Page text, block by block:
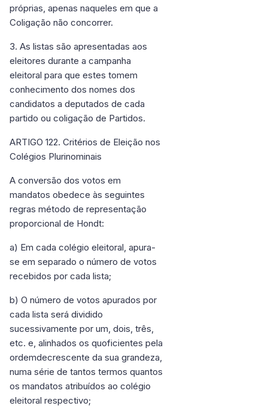
próprias, apenas naqueles em que a
Coligação não concorrer.
3. As listas são apresentadas aos
eleitores durante a campanha
eleitoral para que estes tomem
conhecimento dos nomes dos
candidatos a deputados de cada
partido ou coligação de Partidos.
ARTIGO 122. Critérios de Eleição nos
Colégios Plurinominais
A conversão dos votos em
mandatos obedece às seguintes
regras método de representação
proporcional de Hondt:
a) Em cada colégio eleitoral, apura-
se em separado o número de votos
recebidos por cada lista;
b) O número de votos apurados por
cada lista será dividido
sucessivamente por um, dois, três,
etc. e, alinhados os quoficientes pela
ordemdecrescente da sua grandeza,
numa série de tantos termos quantos
os mandatos atribuídos ao colégio
eleitoral respectivo;